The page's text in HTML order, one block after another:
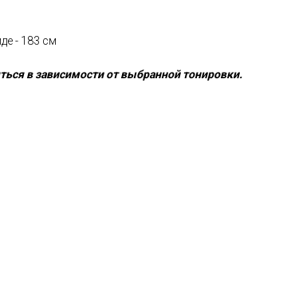
- 183 см
в зависимости от выбранной тонировки.